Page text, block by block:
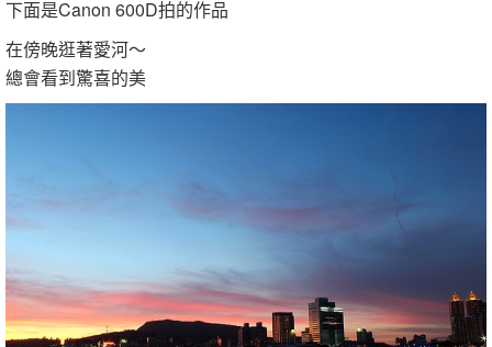
下面是Canon 600D拍的作品
在傍晚逛著愛河～
總會看到驚喜的美